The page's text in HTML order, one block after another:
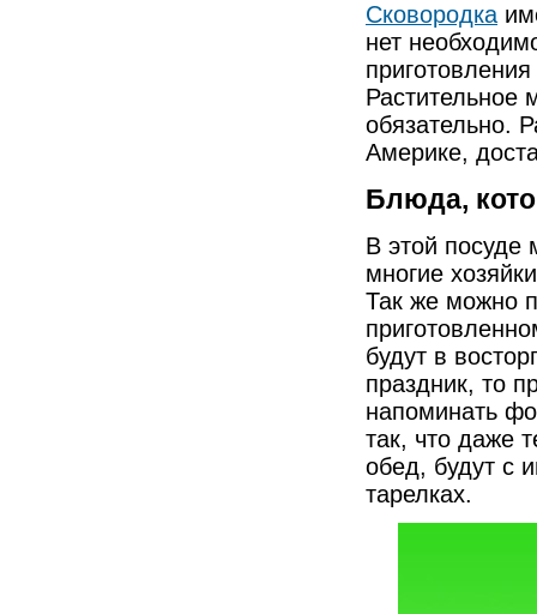
Сковородка
нет
Растительное
обязательно.
Америке,
Блюда,
В этой посуде
многие
Так же можно
будут в
праздник, то
напоминать
так, что даже
обед, будут с
тарелках.